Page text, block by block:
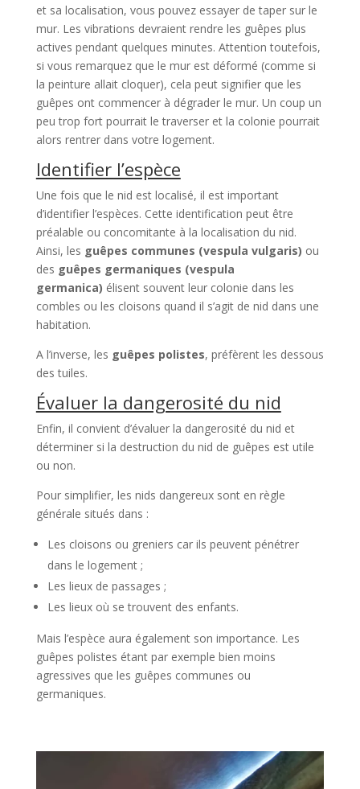
et sa localisation, vous pouvez essayer de taper sur le
mur. Les vibrations devraient rendre les guêpes plus
actives pendant quelques minutes. Attention toutefois,
si vous remarquez que le mur est déformé (comme si
la peinture allait cloquer), cela peut signifier que les
guêpes ont commencer à dégrader le mur. Un coup un
peu trop fort pourrait le traverser et la colonie pourrait
alors rentrer dans votre logement.
Identifier l’espèce
Une fois que le nid est localisé, il est important
d’identifier l’espèces. Cette identification peut être
préalable ou concomitante à la localisation du nid.
Ainsi, les guêpes communes (vespula vulgaris) ou
des guêpes germaniques (vespula
germanica) élisent souvent leur colonie dans les
combles ou les cloisons quand il s’agit de nid dans une
habitation.
A l’inverse, les guêpes polistes, préfèrent les dessous
des tuiles.
Évaluer la dangerosité du nid
Enfin, il convient d’évaluer la dangerosité du nid et
déterminer si la destruction du nid de guêpes est utile
ou non.
Pour simplifier, les nids dangereux sont en règle
générale situés dans :
Les cloisons ou greniers car ils peuvent pénétrer
dans le logement ;
Les lieux de passages ;
Les lieux où se trouvent des enfants.
Mais l’espèce aura également son importance. Les
guêpes polistes étant par exemple bien moins
agressives que les guêpes communes ou
germaniques.